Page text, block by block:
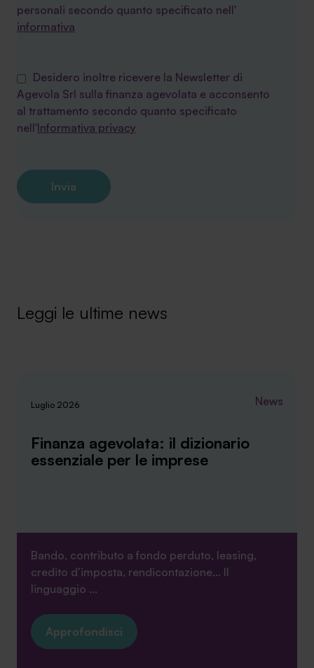
personali secondo quanto specificato nell'
informativa
Desidero inoltre ricevere la Newsletter di
Agevola Srl sulla finanza agevolata e acconsento
al trattamento secondo quanto specificato
nell'Informativa privacy
Leggi le ultime news
Luglio 2026 News
Finanza agevolata: il dizionario
essenziale per le imprese
Bando, contributo a fondo perduto, leasing,
credito d’imposta, rendicontazione… Il
linguaggio ...
Approfondisci